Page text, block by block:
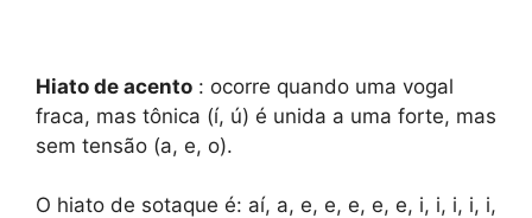
Hiato de acento : ocorre quando uma vogal
fraca, mas tônica (í, ú) é unida a uma forte, mas
sem tensão (a, e, o).
O hiato de sotaque é: aí, a, e, e, e, e, e, i, i, i, i, i,